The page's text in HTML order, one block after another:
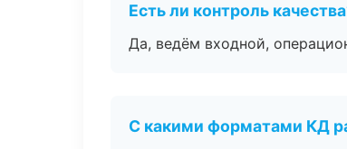
Есть ли контроль
Да, ведём входной,
С какими форматами КД